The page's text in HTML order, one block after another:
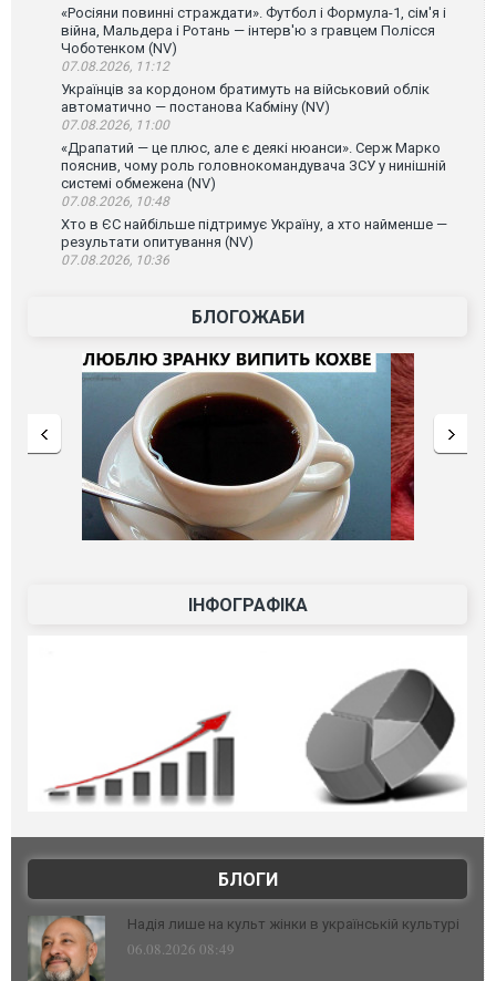
«Росіяни повинні страждати». Футбол і Формула-1, сім'я і
війна, Мальдера і Ротань — інтерв'ю з гравцем Полісся
Чоботенком (NV)
07.08.2026, 11:12
Українців за кордоном братимуть на військовий облік
автоматично — постанова Кабміну (NV)
07.08.2026, 11:00
«Драпатий — це плюс, але є деякі нюанси». Серж Марко
пояснив, чому роль головнокомандувача ЗСУ у нинішній
системі обмежена (NV)
07.08.2026, 10:48
Хто в ЄС найбільше підтримує Україну, а хто найменше —
результати опитування (NV)
07.08.2026, 10:36
БЛОГОЖАБИ
ІНФОГРАФІКА
БЛОГИ
Надія лише на культ жінки в українській культурі
06.08.2026 08:49